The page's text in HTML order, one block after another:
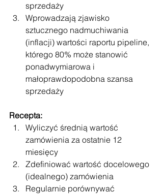
sprzedaży
Wprowadzają zjawisko
sztucznego nadmuchiwania
(inflacji) wartości raportu pipeline,
którego 80% może stanowić
ponadwymiarowa i
małoprawdopodobna szansa
sprzedaży
Recepta:
Wyliczyć średnią wartość
zamówienia za ostatnie 12
miesięcy
Zdefiniować wartość docelowego
(idealnego) zamówienia
Regularnie porównywać